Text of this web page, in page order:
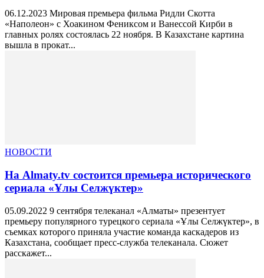
06.12.2023 Мировая премьера фильма Ридли Скотта
«Наполеон» с Хоакином Фениксом и Ванессой Кирби в
главных ролях состоялась 22 ноября. В Казахстане картина
вышла в прокат...
НОВОСТИ
На Almaty.tv состоится премьера исторического
сериала «Ұлы Селжүктер»
05.09.2022 9 сентября телеканал «Алматы» презентует
премьеру популярного турецкого сериала «Ұлы Селжүктер», в
съемках которого приняла участие команда каскадеров из
Казахстана, сообщает пресс-служба телеканала. Сюжет
расскажет...